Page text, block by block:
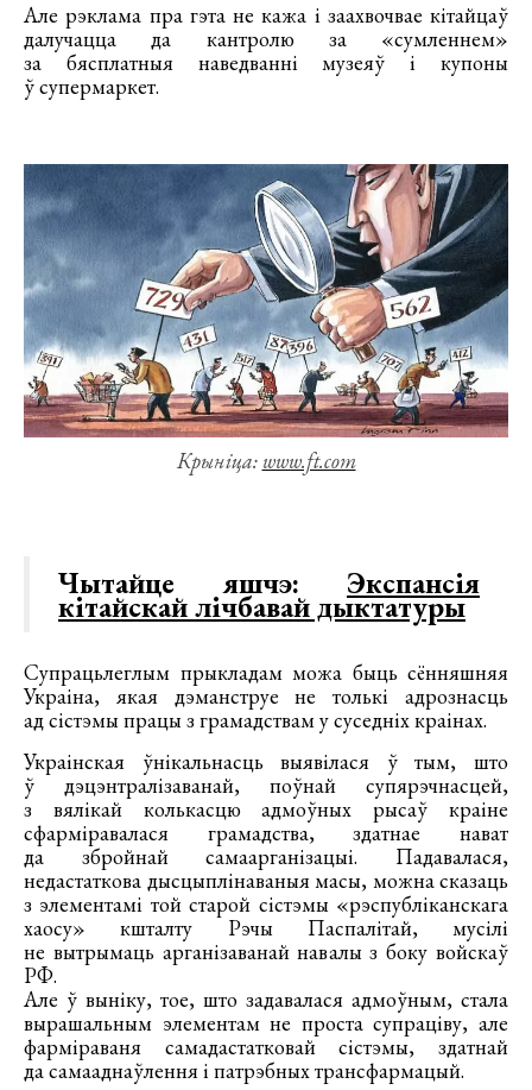
Але рэклама пра гэта не кажа і заахвочвае кітайцаў
далучацца да кантролю за «сумленнем»
за бясплатныя наведванні музеяў і купоны
ў супермаркет.
Крыніца: www.ft.com
Чытайце яшчэ: Экспансія
кітайскай лічбавай дыктатуры
Супрацьлеглым прыкладам можа быць сённяшняя
Украіна, якая дэманструе не толькі адрознасць
ад сістэмы працы з грамадствам у суседніх краінах.
Украінская ўнікальнасць выявілася ў тым, што
ў дэцэнтралізаванай, поўнай супярэчнасцей,
з вялікай колькасцю адмоўных рысаў краіне
сфарміравалася грамадства, здатнае нават
да збройнай самаарганізацыі. Падавалася,
недастаткова дысцыплінаваныя масы, можна сказаць
з элементамі той старой сістэмы «рэспубліканскага
хаосу» кшталту Рэчы Паспалітай, мусілі
не вытрымаць арганізаванай навалы з боку войскаў
РФ.
Але ў выніку, тое, што задавалася адмоўным, стала
вырашальным элементам не проста супраціву, але
фарміраваня самадастатковай сістэмы, здатнай
да самааднаўлення і патрэбных трансфармацый.